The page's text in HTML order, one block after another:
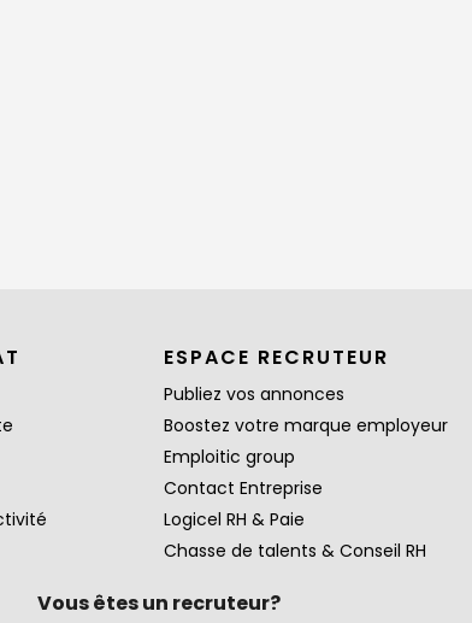
ESPACE RECRUTEUR
Publiez vos annonces
Boostez votre marque employeur
Emploitic group
Contact Entreprise
Logicel RH & Paie
Chasse de talents & Conseil RH
Vous êtes un recruteur?